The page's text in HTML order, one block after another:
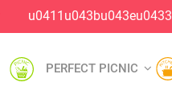
u0411u043bu043eu0433
PERFECT PICNIC